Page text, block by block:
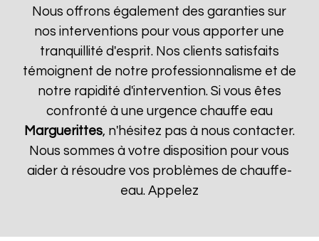
Nous offrons également des garanties sur
nos interventions pour vous apporter une
tranquillité d'esprit. Nos clients satisfaits
témoignent de notre professionnalisme et de
notre rapidité d'intervention. Si vous êtes
confronté à une urgence chauffe eau
Marguerittes, n'hésitez pas à nous contacter.
Nous sommes à votre disposition pour vous
aider à résoudre vos problèmes de chauffe-
eau. Appelez